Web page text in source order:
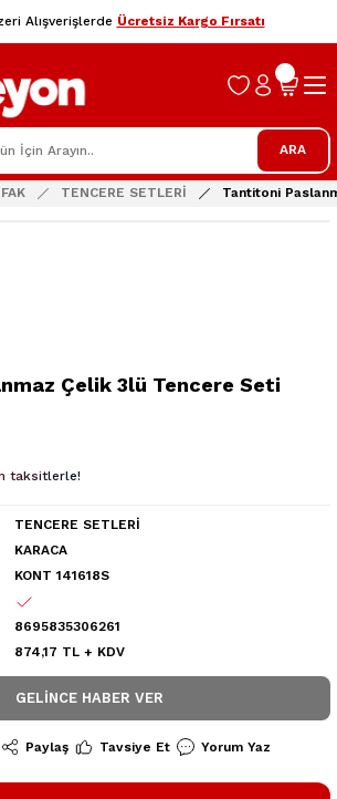
Alışverişlerde Ücretsiz Kargo Fırsatı
ARA
TENCERE SETLERİ Tantitoni
Çelik 3lü Tencere Seti
taksitlerle!
TENCERE SETLERİ
KARACA
KONT 141618S
8695835306261
874,17 TL + KDV
GELINCE HABER VER
Paylaş Tavsiye Et Yorum Yaz